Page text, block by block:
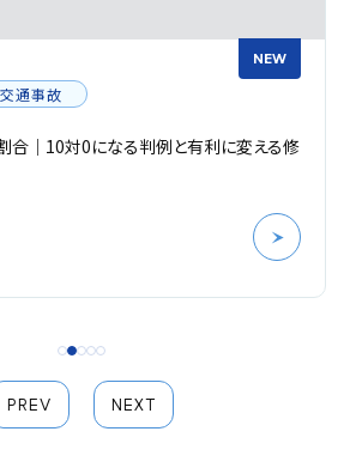
NEW
交通事故
合｜10対0になる判例と有利に変える修
PREV NEXT